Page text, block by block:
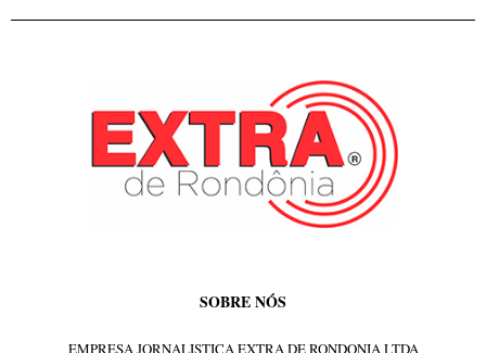
SOBRE NÓS
EMPRESA JORNALISTICA EXTRA DE RONDONIA LTDA